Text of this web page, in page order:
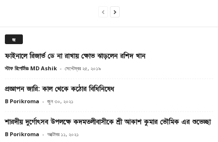
জ
ফাইনালে রিজার্ভ ডে না রাখায় ক্ষোভ ঝাড়লেন রশিদ খান
স্টাফ রিপোর্টারঃ MD Ashik - সেপ্টেম্বর ২৫, ২০১৯
প্রজ্ঞাপন জারি: কাল থেকে কঠোর বিধিনিষেধ
B Porikroma - জুন ৩০, ২০২১
শারদীয় দুর্গোৎসব উপলক্ষে কদমতলীবাসীকে শ্রী আকাশ কুমার ভৌমিক এর শুভেচ্ছা
B Porikroma - অক্টোবর ১১, ২০২১